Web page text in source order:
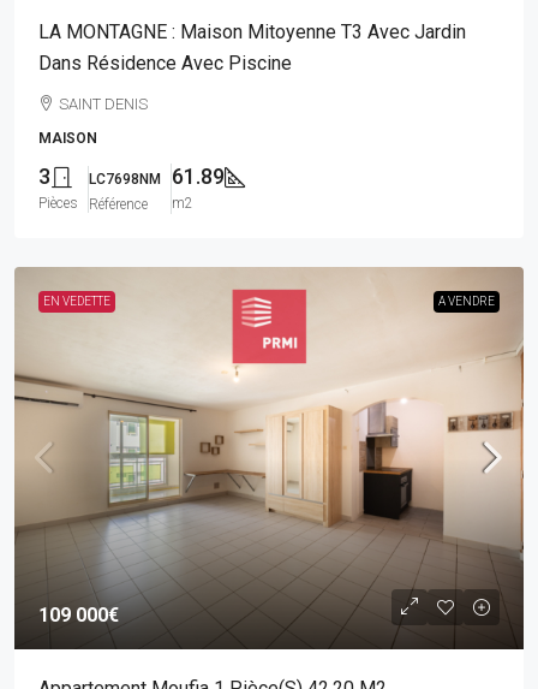
LA MONTAGNE : Maison Mitoyenne T3 Avec Jardin
Dans Résidence Avec Piscine
SAINT DENIS
MAISON
3
Pièces
LC7698NM
Référence
61.89
m2
EN VEDETTE A VENDRE
109 000€